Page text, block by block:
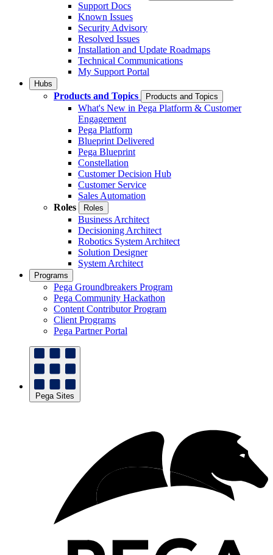
Support Docs
Known Issues
Security Advisory
Resolved Issues
Installation and Update Roadmaps
Technical Communications
My Support Portal
Hubs
Products and Topics Products and Topics
What's New in Pega Platform & Customer
Engagement
Pega Platform
Blueprint Delivered
Pega Blueprint
Constellation
Customer Decision Hub
Customer Service
Sales Automation
Roles
Roles
Business Architect
Decisioning Architect
Robotics System Architect
Solution Designer
System Architect
Programs
Pega Groundbreakers Program
Pega Community Hackathon
Content Contributor Program
Client Programs
Pega Partner Portal
Pega Sites